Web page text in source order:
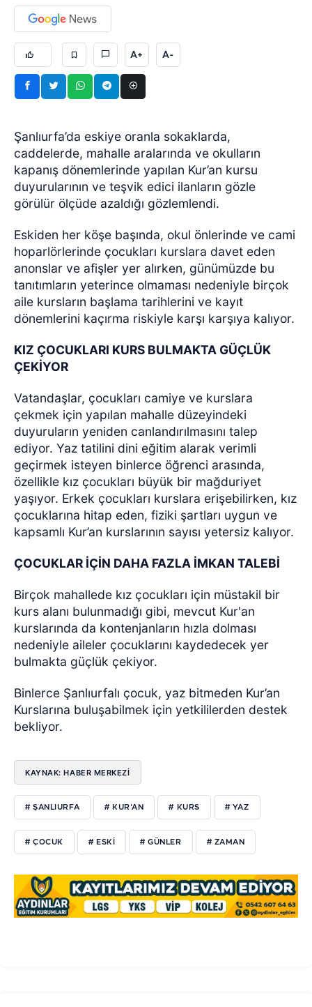
A+ A-
Şanlıurfa’da eskiye oranla sokaklarda,
caddelerde, mahalle aralarında ve okulların
kapanış dönemlerinde yapılan Kur’an kursu
duyurularının ve teşvik edici ilanların gözle
görülür ölçüde azaldığı gözlemlendi.
Eskiden her köşe başında, okul önlerinde ve cami
hoparlörlerinde çocukları kurslara davet eden
anonslar ve afişler yer alırken, günümüzde bu
tanıtımların yeterince olmaması nedeniyle birçok
aile kursların başlama tarihlerini ve kayıt
dönemlerini kaçırma riskiyle karşı karşıya kalıyor.
KIZ ÇOCUKLARI KURS BULMAKTA GÜÇLÜK
ÇEKİYOR
Vatandaşlar, çocukları camiye ve kurslara
çekmek için yapılan mahalle düzeyindeki
duyuruların yeniden canlandırılmasını talep
ediyor.Yaz tatilini dini eğitim alarak verimli
geçirmek isteyen binlerce öğrenci arasında,
özellikle kız çocukları büyük bir mağduriyet
yaşıyor. Erkek çocukları kurslara erişebilirken, kız
çocuklarına hitap eden, fiziki şartları uygun ve
kapsamlı Kur’an kurslarının sayısı yetersiz kalıyor.
ÇOCUKLAR İÇİN DAHA FAZLA İMKAN TALEBİ
Birçok mahallede kız çocukları için müstakil bir
kurs alanı bulunmadığı gibi, mevcut Kur'an
kurslarında da kontenjanların hızla dolması
nedeniyle aileler çocuklarını kaydedecek yer
bulmakta güçlük çekiyor.
Binlerce Şanlıurfalı çocuk, yaz bitmeden Kur’an
Kurslarına buluşabilmek için yetkililerden destek
bekliyor.
KAYNAK: HABER MERKEZİ
# ŞANLIURFA # KUR'AN # KURS # YAZ
# ÇOCUK # ESKİ # GÜNLER # ZAMAN